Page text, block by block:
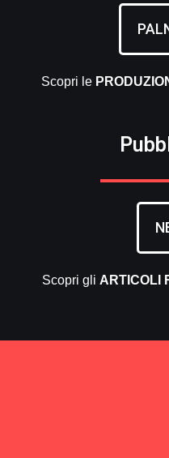
Scopri le
Scopri gli ARTICOLI